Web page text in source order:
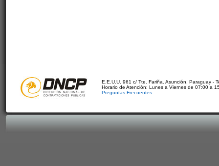
E.E.U.U. 961 c/ Tte. Fariña. Asunción, Paraguay -
Horario de Atención: Lunes a Viernes de 07:00 a
Preguntas Frecuentes